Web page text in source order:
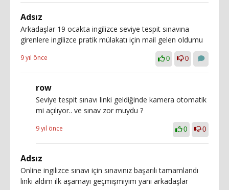
Adsız
Arkadaşlar 19 ocakta ingilizce seviye tespit sınavına
girenlere ingilizce pratik mülakatı için mail gelen oldumu
9 yıl önce 0 0
row
Seviye tespit sınavı linki geldiğinde kamera otomatik
mi açılıyor.. ve sınav zor muydu ?
9 yıl önce 0 0
Adsız
Online ingilizce sınavı için sınavınız başarılı tamamlandı
linki aldım ilk aşamayı geçmişmiyim yani arkadaşlar